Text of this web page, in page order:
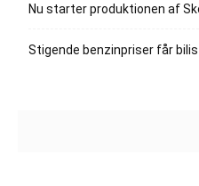
Nu starter produktionen af
Stigende benzinpriser får